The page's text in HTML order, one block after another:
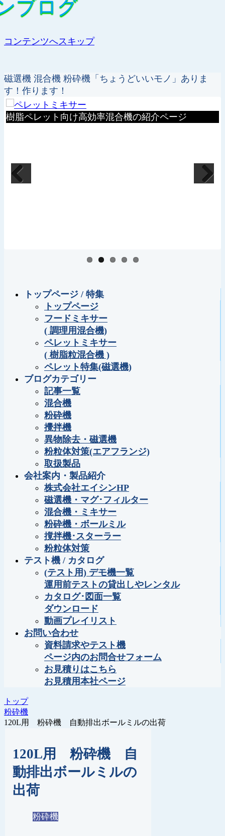
コンテンツへスキップ
磁選機 混合機 粉砕機「ちょうどいいモノ」ありま
す！作ります！
ブログ
大量の材料を素早く均一に混合できる厨房や惣
造に便利な食品ミキサーの紹介ページ
トップページ / 特集
トップページ
フードミキサー
( 調理用混合機)
ペレットミキサー
( 樹脂粒混合機 )
ペレット特集(磁選機)
ブログカテゴリー
記事一覧
混合機
粉砕機
攪拌機
異物除去・磁選機
粉粒体対策(エアフランジ)
取扱製品
会社案内・製品紹介
株式会社エイシンHP
磁選機・マグ･フィルター
混合機・ミキサー
粉砕機・ボールミル
撹拌機･スターラー
粉粒体対策
テスト機 / カタログ
(テスト用) デモ機一覧
運用前テストの貸出しやレンタル
カタログ･図面一覧
ダウンロード
動画プレイリスト
お問い合わせ
資料請求やテスト機
ページ内のお問合せフォーム
お見積りはこちら
お見積用本社ページ
トップ
粉砕機
120L用 粉砕機 自動排出ボールミルの出荷
120L用 粉砕機 自
動排出ボールミルの
出荷
粉砕機
ブログ